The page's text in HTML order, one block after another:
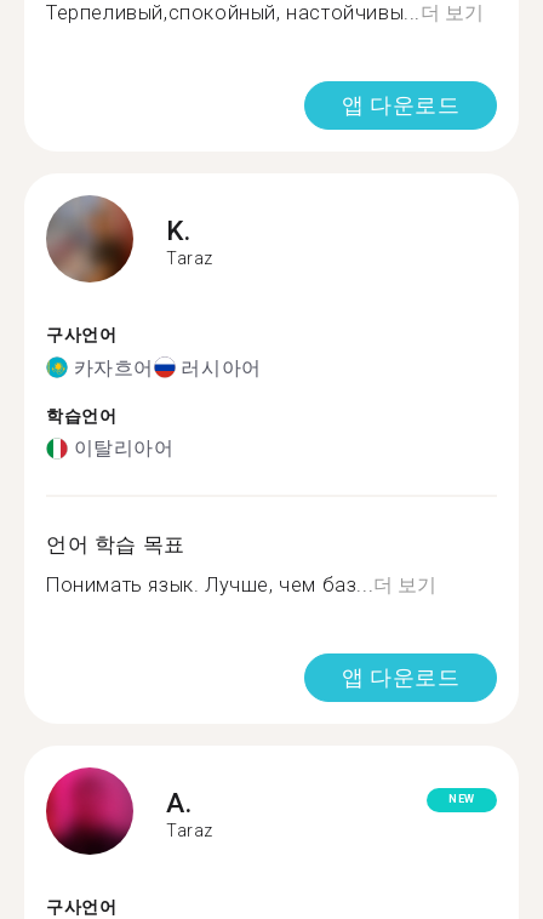
Терпеливый,спокойный, настойчивы...더 보기
앱 다운로드
K.
Taraz
구사언어
카자흐어 러시아어
학습언어
이탈리아어
언어 학습 목표
Понимать язык. Лучше, чем баз...더 보기
앱 다운로드
A.
Taraz
NEW
구사언어